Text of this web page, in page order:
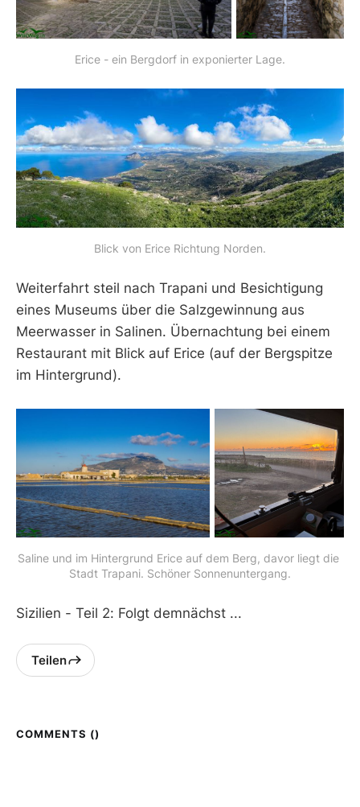
Erice - ein Bergdorf in exponierter Lage.
Blick von Erice Richtung Norden.
Weiterfahrt steil nach Trapani und Besichtigung
eines Museums über die Salzgewinnung aus
Meerwasser in Salinen. Übernachtung bei einem
Restaurant mit Blick auf Erice (auf der Bergspitze
im Hintergrund).
Saline und im Hintergrund Erice auf dem Berg, davor liegt die
Stadt Trapani. Schöner Sonnenuntergang.
Sizilien - Teil 2: Folgt demnächst ...
Teilen
COMMENTS ()